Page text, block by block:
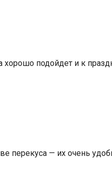
подойдет и к
— их очень